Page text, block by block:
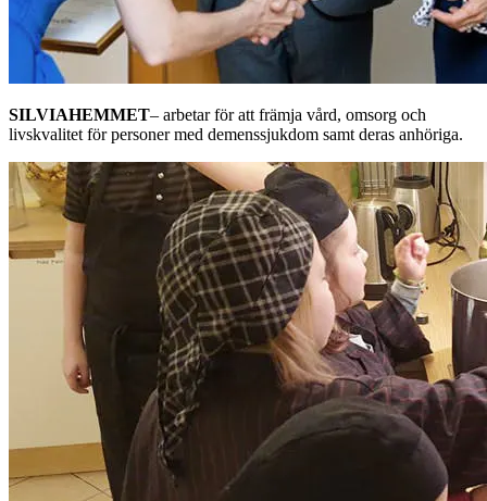
SILVIAHEMMET– arbetar för att främja vård, omsorg och
livskvalitet för personer med demenssjukdom samt deras anhöriga.